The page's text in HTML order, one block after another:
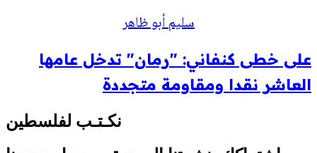
سليم أبو ظاهر
على خطى كنفاني: "رمان" تدخل عامها
العاشر نقدا ومقاومة متجددة
نكـتـب لفلسطين